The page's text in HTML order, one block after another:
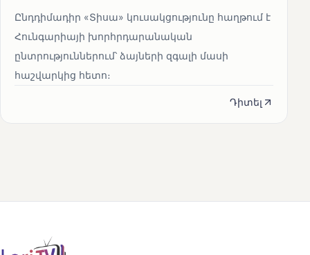
Ընդդիմադիր «Տիսա» կուսակցությունը հաղթում է
Հունգարիայի խորհրդարանական
ընտրություններում՝ ձայների զգալի մասի
հաշվարկից հետո։
Դիտել